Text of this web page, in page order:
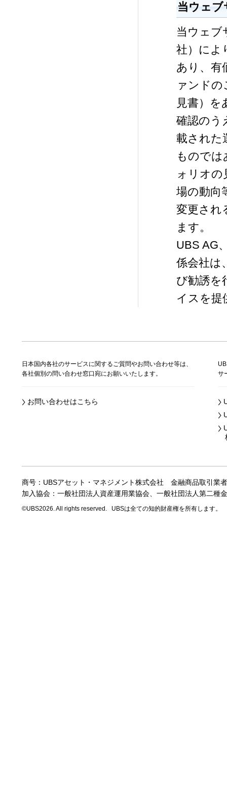
当ウェ
当ウェブ
社）によ
あり、有
ァンドの
見書）
確認のう
載された
もので
ォリオの
場の動向
変更され
ます。
UBS AG
係会社は
び勧誘を
イスを提
日本国内各社のサービスに関するご質問やお問い合わせ等は、
各社個別の問い合わせ窓口宛にお願いいたします。
お問い合わせはこちら
サ
商号：UBSアセット・マネジメント株式会社 金融商品取引
加入協会：一般社団法人資産運用業協会、 一般社団法人第二種
©UBS2026. All rights reserved. UBSは全ての知的財産権を所有します。